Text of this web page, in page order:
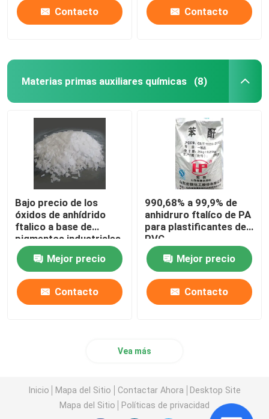
Contacto Contacto
Materias primas auxiliares químicas (8)
Bajo precio de los
óxidos de anhídrido
ftalico a base de
pigmentos industriales
Mejor precio
Contacto
990,68% a 99,9% de
anhidruro ftalíco de PA
para plastificantes de
PVC
Mejor precio
Contacto
Vea más
Inicio Mapa del Sitio Contactar Ahora
Desktop Site
Mapa del Sitio
Políticas de privacidad